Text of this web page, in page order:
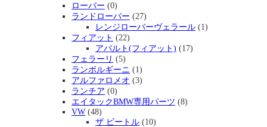
ローバー (0)
ランドローバー (27)
レンジローバーヴェラール (1)
フィアット (22)
アバルト(フィアット) (17)
フェラーリ (5)
ランボルギーニ (1)
アルファロメオ (3)
ランチア (0)
エイタックBMW専用パーツ (8)
VW (48)
ザ ビートル (10)